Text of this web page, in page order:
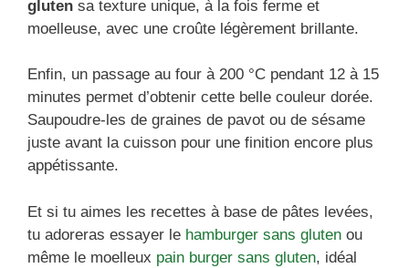
gluten sa texture unique, à la fois ferme et
moelleuse, avec une croûte légèrement brillante.
Enfin, un passage au four à 200 °C pendant 12 à 15
minutes permet d’obtenir cette belle couleur dorée.
Saupoudre-les de graines de pavot ou de sésame
juste avant la cuisson pour une finition encore plus
appétissante.
Et si tu aimes les recettes à base de pâtes levées,
tu adoreras essayer le hamburger sans gluten ou
même le moelleux pain burger sans gluten, idéal